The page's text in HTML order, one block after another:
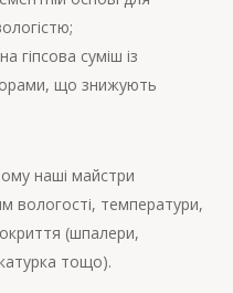
гіпсова суміш із
що знижують
наші майстри
вологості, температури,
(шпалери,
тощо).